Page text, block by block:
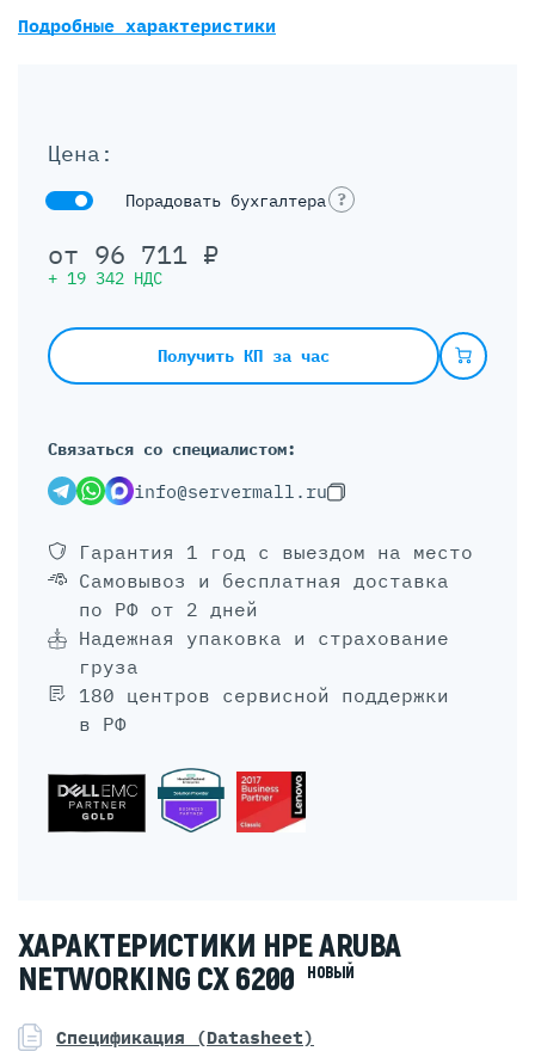
Цена:
Порадовать бухгалтера ?
от 96 711 ₽
+ 19 342 НДС
Получить КП за час
Связаться со специалистом:
info@servermall.ru
Гарантия 1 год с выездом на место
Самовывоз и бесплатная доставка
по РФ от 2 дней
Надежная упаковка и страхование
груза
180 центров сервисной поддержки
в РФ
Подробные характеристики
ХАРАКТЕРИСТИКИ HPE ARUBA
NETWORKING CX 6200
НОВЫЙ
Спецификация (Datasheet)